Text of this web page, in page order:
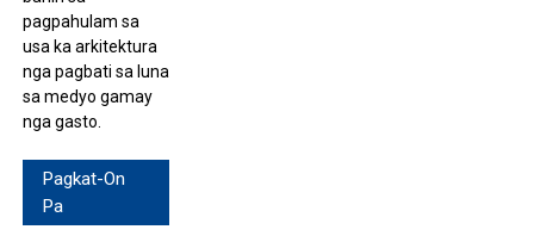
pagpahulam sa
usa ka arkitektura
nga pagbati sa luna
sa medyo gamay
nga gasto.
Pagkat-On
Pa